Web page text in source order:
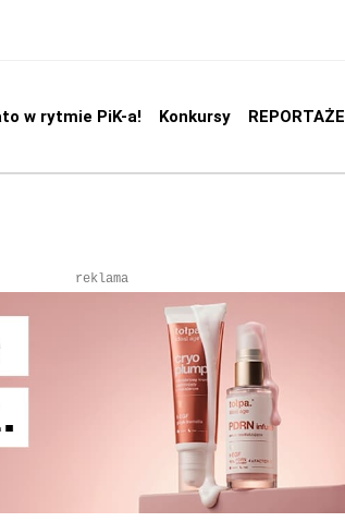
w rytmie PiK-a! Konkursy REPORTAŻE
reklama